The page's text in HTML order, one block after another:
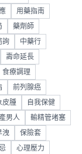
用藥指南
藥劑師
詢 中藥行
壽命延長
食療調理
前列腺癌
皮腫 自我保健
男人 輸精管堵塞
洩 保險套
心理壓力